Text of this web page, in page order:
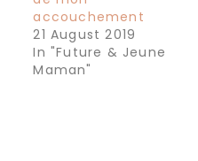
accouchement
21 August 2019
In "Future & Jeune
Maman"